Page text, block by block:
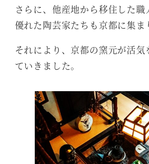
さらに、他産地から移住した職
優れた陶芸家たちも京都に集ま
それにより、京都の窯元が活気
ていきました。